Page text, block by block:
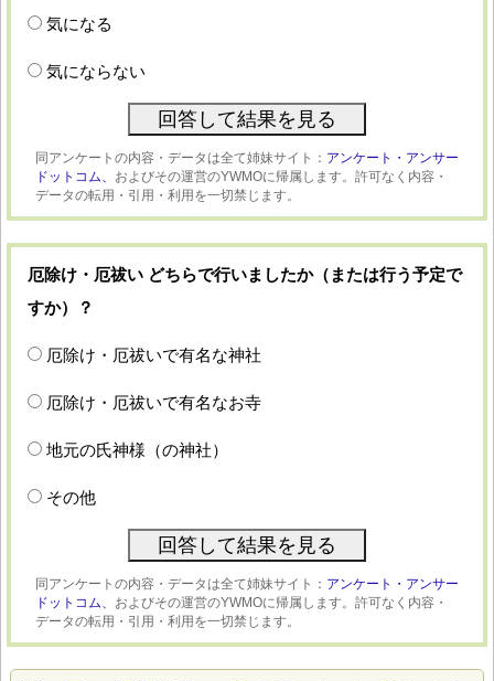
気になる
気にならない
同アンケートの内容・データは全て姉妹サイト： アンケート・アンサー
ドットコム、 およびその運営のYWMOに帰属します。許可なく内容・
データの転用・引用・利用を一切禁じます。
厄除け・厄祓い どちらで行いましたか（または行う予定で
すか）？
厄除け・厄祓いで有名な神社
厄除け・厄祓いで有名なお寺
地元の氏神様（の神社）
その他
同アンケートの内容・データは全て姉妹サイト： アンケート・アンサー
ドットコム、 およびその運営のYWMOに帰属します。許可なく内容・
データの転用・引用・利用を一切禁じます。